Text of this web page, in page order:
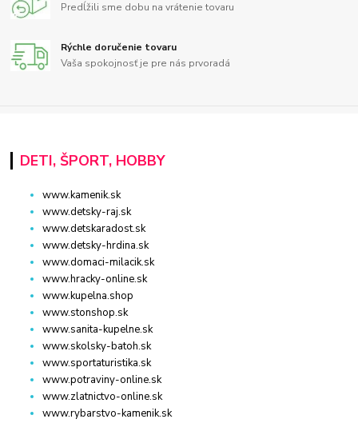
Predĺžili sme dobu na vrátenie tovaru
Rýchle doručenie tovaru
Vaša spokojnosť je pre nás prvoradá
DETI, ŠPORT, HOBBY
www.kamenik.sk
www.detsky-raj.sk
www.detskaradost.sk
www.detsky-hrdina.sk
www.domaci-milacik.sk
www.hracky-online.sk
www.kupelna.shop
www.stonshop.sk
www.sanita-kupelne.sk
www.skolsky-batoh.sk
www.sportaturistika.sk
www.potraviny-online.sk
www.zlatnictvo-online.sk
www.rybarstvo-kamenik.sk